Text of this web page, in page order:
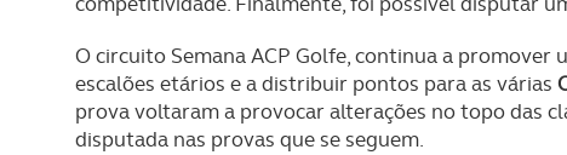
O circuito Semana ACP Golfe, continua a
escalões etários e a distribuir pontos para as várias
prova voltaram a provocar alterações no topo das
disputada nas provas que se seguem.